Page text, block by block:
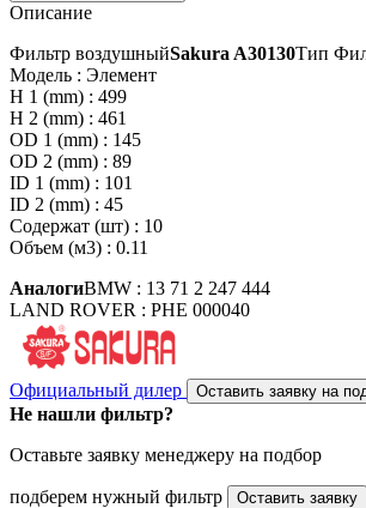
Описание
Фильтр воздушныйSakura A30130Тип
Модель : Элемент
H 1 (mm) : 499
H 2 (mm) : 461
OD 1 (mm) : 145
OD 2 (mm) : 89
ID 1 (mm) : 101
ID 2 (mm) : 45
Содержат (шт) : 10
Объем (м3) : 0.11
АналогиBMW : 13 71 2 247 444
LAND ROVER : PHE 000040
Официальный дилер Оставить заявку на
Не нашли фильтр?
Оставьте заявку менеджеру на подбор
подберем нужный фильтр Оставить заявку